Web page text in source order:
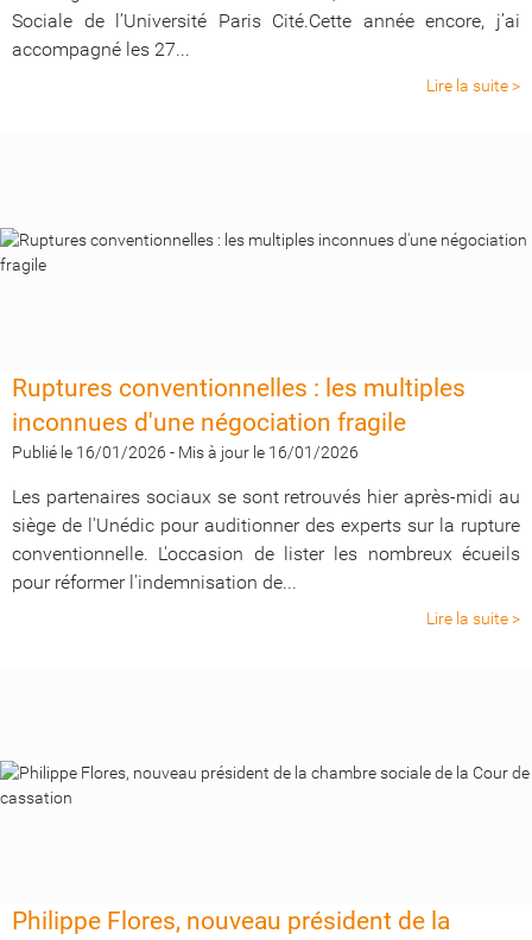
Sociale de l’Université Paris Cité.Cette année encore, j’ai
accompagné les 27...
Lire la suite >
Ruptures conventionnelles : les multiples
inconnues d'une négociation fragile
Publié le 16/01/2026 - Mis à jour le 16/01/2026
Les partenaires sociaux se sont retrouvés hier après-midi au
siège de l'Unédic pour auditionner des experts sur la rupture
conventionnelle. L'occasion de lister les nombreux écueils
pour réformer l'indemnisation de...
Lire la suite >
Philippe Flores, nouveau président de la